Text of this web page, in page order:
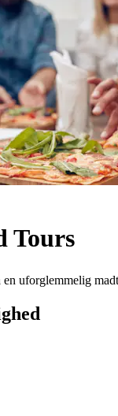
Tours
en uforglemmelig